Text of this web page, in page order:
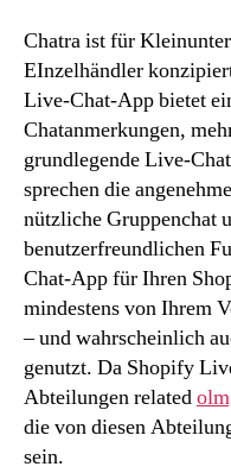
Chatra ist für
EInzelhändler
Live-Chat-App bietet
Chatanmerkungen,
grundlegende Live-
sprechen die
nützliche Gruppenchat
benutzerfreundlichen
Chat-App für Ihren
mindestens von Ihrem
– und wahrscheinlich
genutzt. Da Shopify
Abteilungen related
die von diesen
sein.